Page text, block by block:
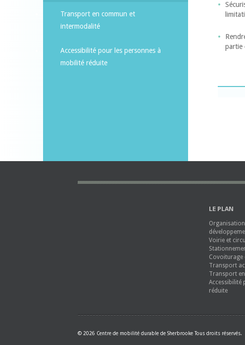
Transport en commun et
intermodalité
Accessibilité pour les personnes à
mobilité réduite
partie
LE PLAN
Voirie et
Covoiturage
Transport
Transport
Accessibilité
réduite
© 2026 Centre de mobilité durable de Sherbrooke Tous droits réservés.